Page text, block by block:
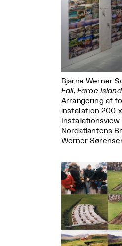
Bjarne Werner
Fall, Faroe
Arrangering af
installation 200
Nordatlantens
Werner